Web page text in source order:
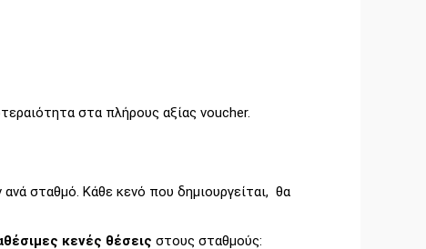
στα πλήρους αξίας voucher.
σταθμό. Κάθε κενό που δημιουργείται, θα
κενές θέσεις στους σταθμούς: